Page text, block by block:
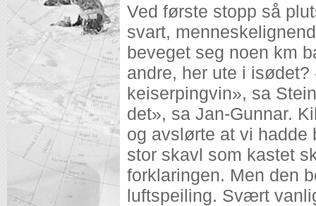
Ved første stopp så
svart,
beveget seg noen km
andre, her ute i
keiserpingvin», sa
det», sa Jan-Gunnar.
og avslørte at vi hadde
stor skavl som kastet
forklaringen. Men den
luftspeiling. Svært